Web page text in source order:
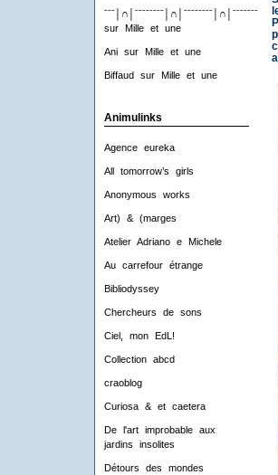
sur
Mille et une
Anisur Mille et une
Biffaud sur Mille et une
Animulinks
Agence eureka
All tomorrow’s girls
Anonymous works
Art) & (marges
Atelier Adriano e Michele
Au carrefour étrange
Bibliodyssey
Chercheurs de sons
Ciel, mon EdL!
Collection abcd
craoblog
Curiosa & et caetera
De l'art improbable aux
jardins insolites
Détours des mondes